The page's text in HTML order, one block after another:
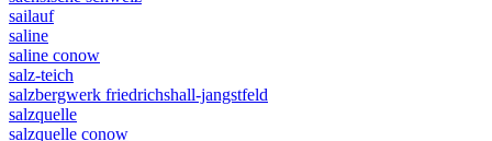
sailauf
saline
saline conow
salz-teich
salzbergwerk friedrichshall-jangstfeld
salzquelle
salzquelle conow